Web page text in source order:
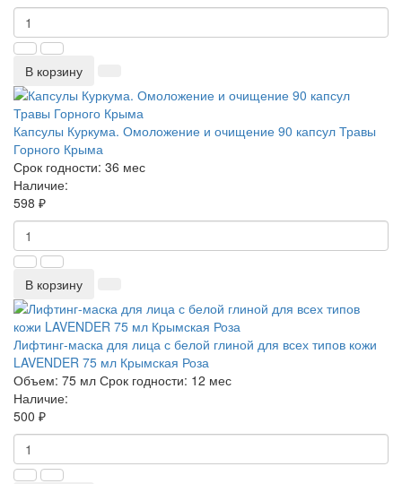
В корзину
Капсулы Куркума. Омоложение и очищение 90 капсул Травы
Горного Крыма
Срок годности: 36 мес
Наличие:
598 ₽
В корзину
Лифтинг-маска для лица с белой глиной для всех типов кожи
LAVENDER 75 мл Крымская Роза
Объем: 75 мл Срок годности: 12 мес
Наличие:
500 ₽